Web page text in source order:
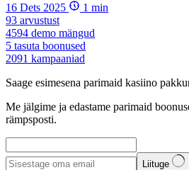
16 Dets 2025 1 min
93 arvustust
4594 demo mängud
5 tasuta boonused
2091 kampaaniad
Saage esimesena parimaid kasiino
Me jälgime ja edastame parimaid
rämpsposti.
Liituge